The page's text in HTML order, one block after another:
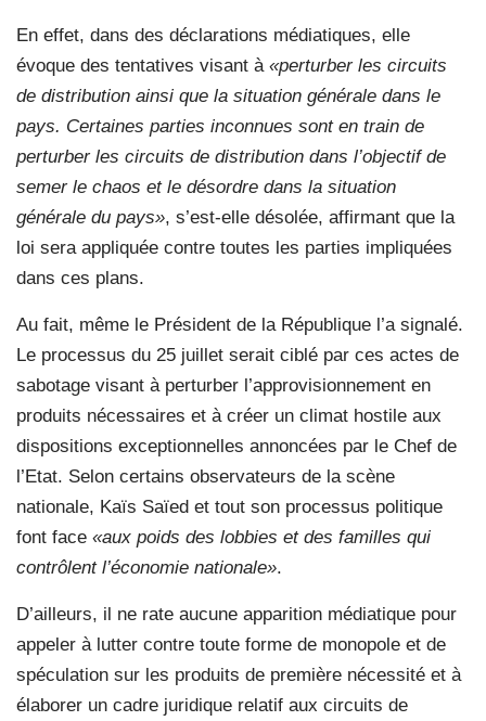
En effet, dans des déclarations médiatiques, elle
évoque des tentatives visant à «perturber les circuits
de distribution ainsi que la situation générale dans le
pays. Certaines parties inconnues sont en train de
perturber les circuits de distribution dans l’objectif de
semer le chaos et le désordre dans la situation
générale du pays», s’est-elle désolée, affirmant que la
loi sera appliquée contre toutes les parties impliquées
dans ces plans.
Au fait, même le Président de la République l’a signalé.
Le processus du 25 juillet serait ciblé par ces actes de
sabotage visant à perturber l’approvisionnement en
produits nécessaires et à créer un climat hostile aux
dispositions exceptionnelles annoncées par le Chef de
l’Etat. Selon certains observateurs de la scène
nationale, Kaïs Saïed et tout son processus politique
font face «aux poids des lobbies et des familles qui
contrôlent l’économie nationale».
D’ailleurs, il ne rate aucune apparition médiatique pour
appeler à lutter contre toute forme de monopole et de
spéculation sur les produits de première nécessité et à
élaborer un cadre juridique relatif aux circuits de